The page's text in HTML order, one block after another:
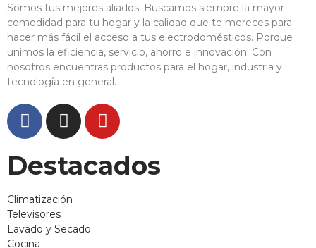
Somos tus mejores aliados. Buscamos siempre la mayor
comodidad para tu hogar y la calidad que te mereces para
hacer más fácil el acceso a tus electrodomésticos. Porque
unimos la eficiencia, servicio, ahorro e innovación. Con
nosotros encuentras productos para el hogar, industria y
tecnología en general.
Destacados
Climatización
Televisores
Lavado y Secado
Cocina